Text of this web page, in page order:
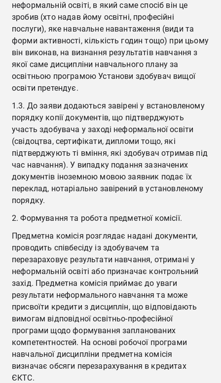
неформальній освіті, в який саме спосіб він це
зробив (хто надав йому освітні, професійні
послуги), яке навчальне навантаження (види та
форми активності, кількість годин тощо) при цьому
він виконав, на визнання результатів навчання з
якої саме дисципліни навчального плану за
освітньою програмою Установи здобувач вищої
освіти претендує.
1.3. До заяви додаються завірені у встановленому
порядку копії документів, що підтверджують
участь здобувача у заході неформальної освіти
(свідоцтва, сертифікати, дипломи тощо, які
підтверджують ті вміння, які здобувач отримав під
час навчання). У випадку подання зазначених
документів іноземною мовою заявник подає їх
переклад, нотаріально завірений в установленому
порядку.
Формування та робота предметної комісії.
Предметна комісія розглядає надані документи,
проводить співбесіду із здобувачем та
перезараховує результати навчання, отримані у
неформальній освіті або призначає контрольний
захід. Предметна комісія приймає до уваги
результати неформального навчання та може
присвоїти кредити з дисциплін, що відповідають
вимогам відповідної освітньо-професійної
програми щодо формування запланованих
компетентностей. На основі робочої програми
навчальної дисципліни предметна комісія
визначає обсяги перезарахування в кредитах
ЄКТС.